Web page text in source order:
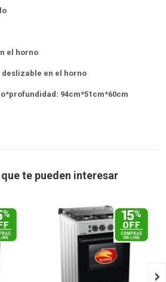
el horno
en el horno
94cm*51cm*60cm
te pueden interesar
